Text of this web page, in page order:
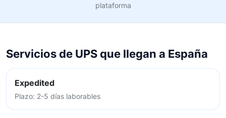
plataforma
Servicios de UPS que llegan a España
Expedited
Plazo: 2-5 días laborables